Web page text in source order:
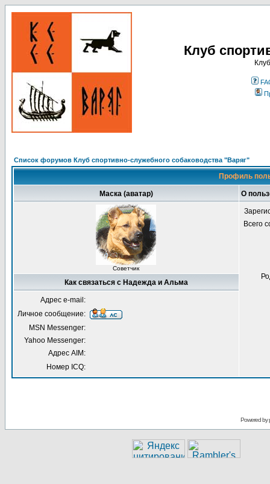
Клуб
Список форумов Клуб спортивно-служебного собаководства "Варяг"
Профиль
Маска (аватар) О
Советчик
Всего
Как связаться с Надежда и Альма
Адрес e-mail:
Личное сообщение:
MSN Messenger:
Yahoo Messenger:
Адрес AIM:
Номер ICQ:
Powered by